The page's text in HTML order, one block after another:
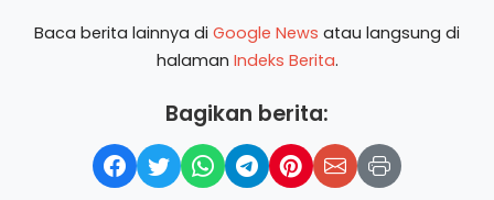
Baca berita lainnya di Google News atau langsung di
halaman Indeks Berita.
Bagikan berita: